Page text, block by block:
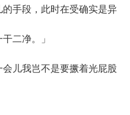
手段，此时在受确实是异
二净。」
儿我岂不是要撅着光屁股